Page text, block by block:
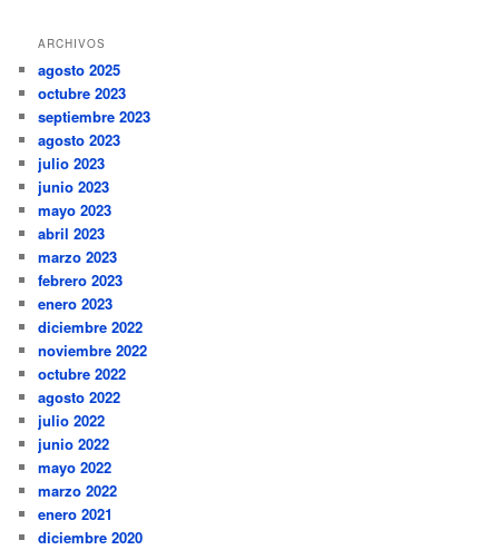
ARCHIVOS
agosto 2025
octubre 2023
septiembre 2023
agosto 2023
julio 2023
junio 2023
mayo 2023
abril 2023
marzo 2023
febrero 2023
enero 2023
diciembre 2022
noviembre 2022
octubre 2022
agosto 2022
julio 2022
junio 2022
mayo 2022
marzo 2022
enero 2021
diciembre 2020